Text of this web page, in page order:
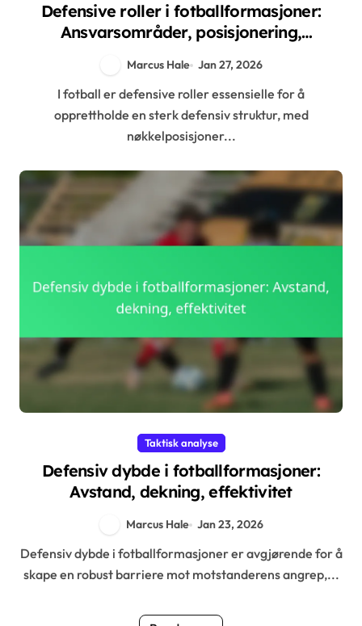
Defensive roller i fotballformasjoner:
Ansvarsområder, posisjonering,
Marcus Hale Jan 27, 2026
I fotball er defensive roller essensielle for å
opprettholde en sterk defensiv struktur, med
nøkkelposisjoner...
Taktisk analyse
Defensiv dybde i fotballformasjoner:
Avstand, dekning, effektivitet
Marcus Hale Jan 23, 2026
Defensiv dybde i fotballformasjoner er avgjørende for å
skape en robust barriere mot motstanderens angrep,...